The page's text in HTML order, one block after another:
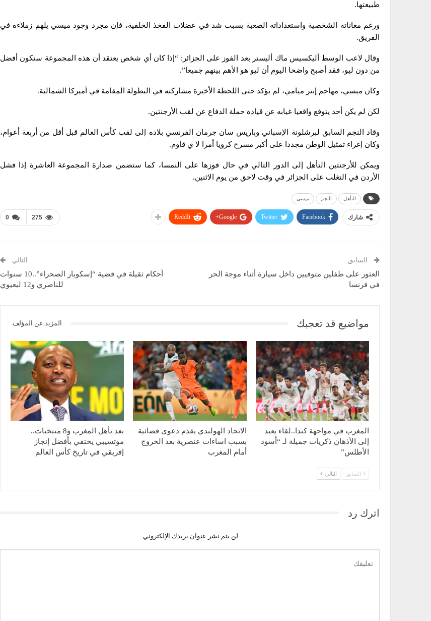
طبيعتها.
ورغم معاناته الشخصية واستعداداته الصعبة بسبب شد في عضلات الفخذ الخلفية، فإن مجرد وجود ميسي يلهم زملاءه في
الفريق.
وقال لاعب الوسط أليكسيس ماك أليستر بعد الفوز على الجزائر: “إذا كان أي شخص يعتقد أن هذه المجموعة ستكون أفضل
من دون ليو، فقد أصبح واضحا اليوم أن ليو هو الأهم بينهم جميعا”.
وكان ميسي، مهاجم إنتر ميامي، لم يؤكد حتى اللحظة الأخيرة مشاركته في البطولة المقامة في أميركا الشمالية.
لكن لم يكن أحد يتوقع واقعيا غيابه عن قيادة حملة الدفاع عن لقب الأرجنتين.
وقاد النجم السابق لبرشلونة الإسباني وباريس سان جرمان الفرنسي بلاده إلى لقب كأس العالم قبل أقل من أربعة أعوام،
وكان إغراء تمثيل الوطن مجددا على أكبر مسرح كرويا أمرا لا ي قاوم.
ويمكن للأرجنتين التأهل إلى الدور التالي في حال فوزها على النمسا، كما ستضمن صدارة المجموعة العاشرة إذا فشل
الأردن في التغلب على الجزائر في وقت لاحق من يوم الاثنين.
التأهل النجم ميسي
0 275 شارك Facebook
Twitter
Google+
ReddIt
السابق
العثور على طفلين متوفيين داخل سيارة أثناء موجة الحر
في فرنسا
التالي
أحكام ثقيلة في قضية “إسكوبار الصحراء”..10 سنوات
للناصري و12 لبعيوي
مواضيع قد تعجبك المزيد عن المؤلف
المغرب في مواجهة كندا..لقاء يعيد
إلى الأذهان ذكريات جميلة لـ “أسود
الأطلس”
الاتحاد الهولندي يقدم دعوى قضائية
بسبب اساءات عنصرية بعد الخروج
أمام المغرب
بعد تأهل المغرب و8 منتخبات..
موتسيبي يحتفي بأفضل إنجاز
إفريقي في تاريخ كأس العالم
السابق التالي
اترك رد
لن يتم نشر عنوان بريدك الإلكتروني.